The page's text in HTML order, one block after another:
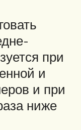
при
и
и при
ниже